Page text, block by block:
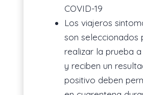
COVID-19
Los viajeros
son seleccionados
realizar la prueba
y reciben un
positivo deben